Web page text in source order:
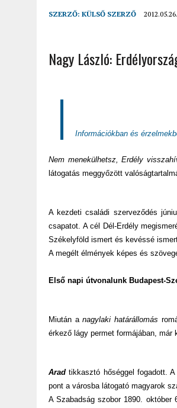
2022.02.26. | GÁL ZOLTÁN GYÖRGY:
2022.02.12.
| FODOR LAJOS: NYOLC
SZERZŐ: KÜLSŐ SZERZŐ 2012.05.26.
Nagy László:
Információkban és
Nem menekülhetsz, Erdély
látogatás meggyőzött
A kezdeti családi szerveződés
csapatot. A cél Dél-Erdély
Székelyföld ismert és kevéssé
A megélt élmények képes és
Első napi útvonalunk Budapest-
Miután anagylaki határállomás
érkező lágy permet formájában,
Arad tikkasztó hőséggel fogadott. A
pont a városba látogató magyarok
A Szabadság szobor 1890. október